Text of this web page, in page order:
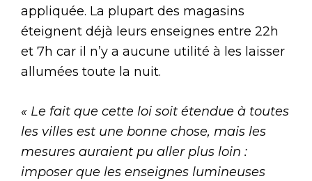
appliquée. La plupart des magasins
éteignent déjà leurs enseignes entre 22h
et 7h car il n’y a aucune utilité à les laisser
allumées toute la nuit.
« Le fait que cette loi soit étendue à toutes
les villes est une bonne chose, mais les
mesures auraient pu aller plus loin :
imposer que les enseignes lumineuses